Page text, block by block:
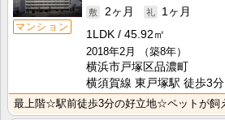
マンション
2ヶ月
1ヶ月
1LDK
45.92㎡
2018年2月
（築8年）
横浜市戸塚区品濃町
横須賀線 東戸塚駅 徒歩3分